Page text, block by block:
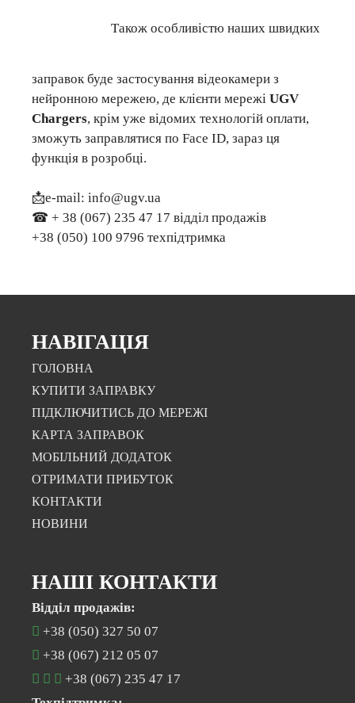
Також особливістю наших швидких
заправок буде застосування відеокамери з
нейронною мережею, де клієнти мережі UGV
Chargers, крім уже відомих технологій оплати,
зможуть заправлятися по Face ID, зараз ця
функція в розробці.
📩е-mail: info@ugv.ua
☎ + 38 (067) 235 47 17 відділ продажів
+38 (050) 100 9796 техпідтримка
НАВІГАЦІЯ
ГОЛОВНА
КУПИТИ ЗАПРАВКУ
ПІДКЛЮЧИТИСЬ ДО МЕРЕЖІ
КАРТА ЗАПРАВОК
МОБІЛЬНИЙ ДОДАТОК
ОТРИМАТИ ПРИБУТОК
КОНТАКТИ
НОВИНИ
НАШІ КОНТАКТИ
Відділ продажів:
+38 (050) 327 50 07
+38 (067) 212 05 07
+38 (067) 235 47 17